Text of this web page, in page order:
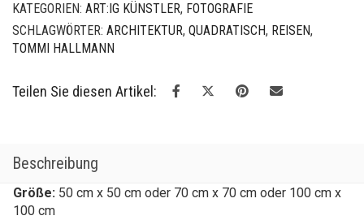
KATEGORIEN: ART:IG KÜNSTLER, FOTOGRAFIE
SCHLAGWÖRTER: ARCHITEKTUR, QUADRATISCH, REISEN,
TOMMI HALLMANN
Teilen Sie diesen Artikel:
Beschreibung
Größe: 50 cm x 50 cm oder 70 cm x 70 cm oder 100 cm x
100 cm